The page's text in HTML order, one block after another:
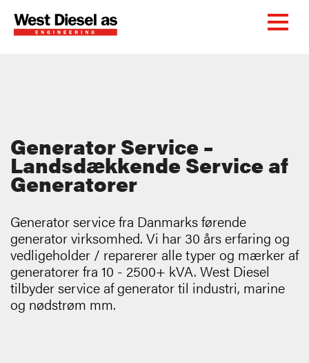
Generator Service –
Landsdækkende Service af
Generatorer
Generator service fra Danmarks førende
generator virksomhed. Vi har 30 års erfaring og
vedligeholder / reparerer alle typer og mærker af
generatorer fra 10 - 2500+ kVA. West Diesel
tilbyder service af generator til industri, marine
og nødstrøm mm.